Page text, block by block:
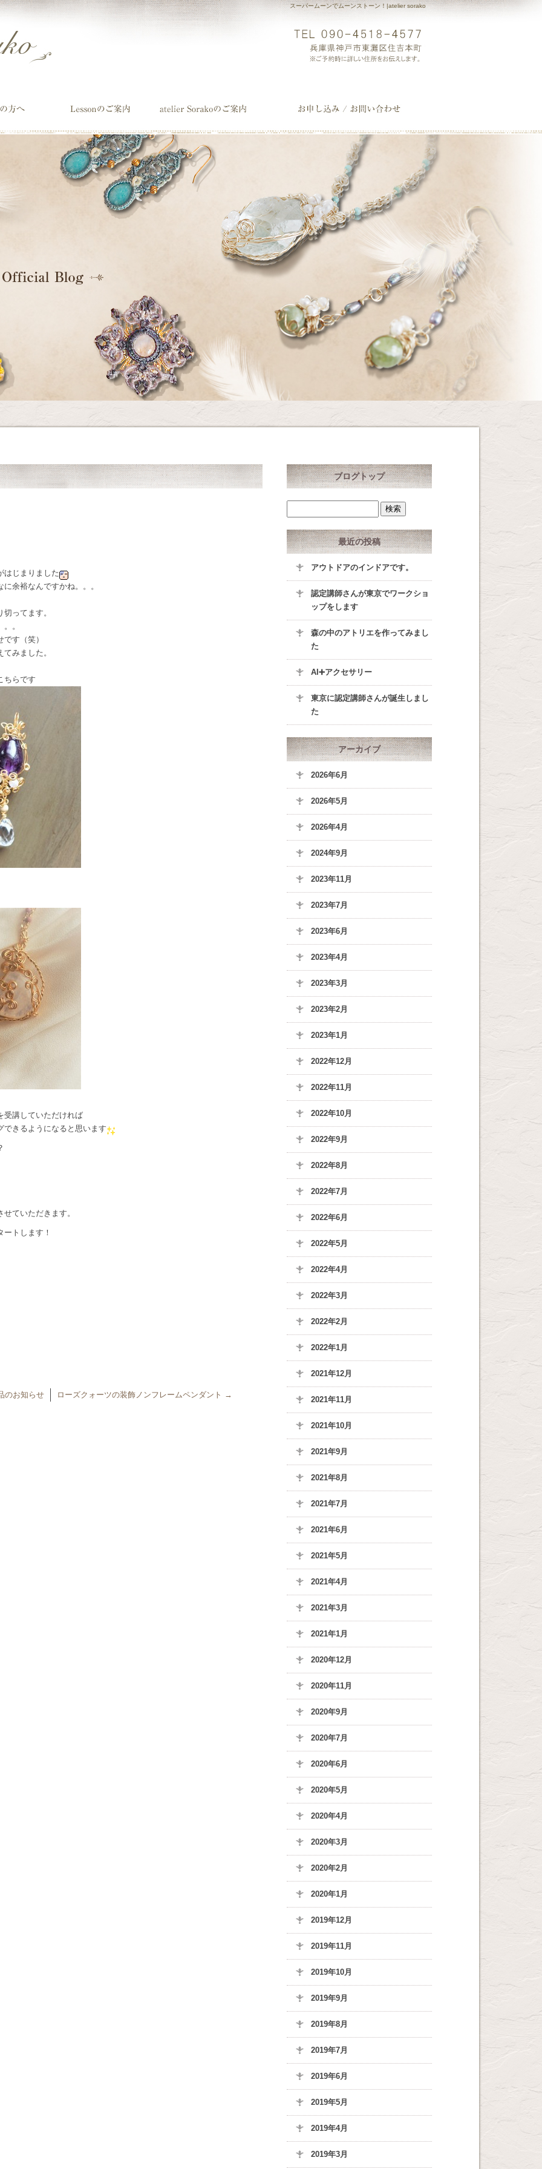
スーパームーンでムーンストーン！|atelier sorako
はじまりました
余裕なんですかね。。。
ってます。
。
す（笑）
みました。
ちらです
受講していただければ
できるようになると思います
ていただきます。
トします！
のお知らせ ローズクォーツの装飾ノンフレームペンダント →
ブログトップ
最近の投稿
アウトドアのインドアです。
認定講師さんが東京でワークショ
ップをします
森の中のアトリエを作ってみまし
た
AI➕アクセサリー
東京に認定講師さんが誕生しまし
た
アーカイブ
2026年6月
2026年5月
2026年4月
2024年9月
2023年11月
2023年7月
2023年6月
2023年4月
2023年3月
2023年2月
2023年1月
2022年12月
2022年11月
2022年10月
2022年9月
2022年8月
2022年7月
2022年6月
2022年5月
2022年4月
2022年3月
2022年2月
2022年1月
2021年12月
2021年11月
2021年10月
2021年9月
2021年8月
2021年7月
2021年6月
2021年5月
2021年4月
2021年3月
2021年1月
2020年12月
2020年11月
2020年9月
2020年7月
2020年6月
2020年5月
2020年4月
2020年3月
2020年2月
2020年1月
2019年12月
2019年11月
2019年10月
2019年9月
2019年8月
2019年7月
2019年6月
2019年5月
2019年4月
2019年3月